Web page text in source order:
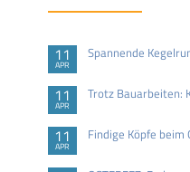
11
APR
Spannende
11
APR
Trotz Bauarbeiten:
11
APR
Findige Köpfe beim